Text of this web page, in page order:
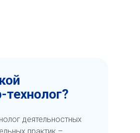
технолог?
деятельностных